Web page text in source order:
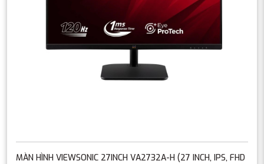
MÀN HÌNH VIEWSONIC 27INCH VA2732A-H (27 INCH, IPS, FHD